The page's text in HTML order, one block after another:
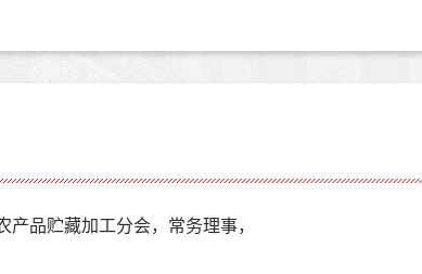
产品贮藏加工分会，常务理事，